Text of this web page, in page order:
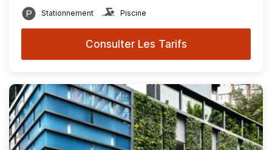
Stationnement Piscine
Consulter Les Tarifs